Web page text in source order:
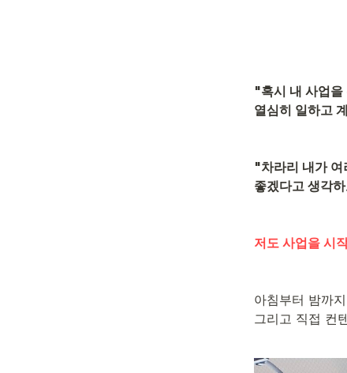
"혹시 내 사업을
열심히 일하고
"차라리 내가
좋겠다고 생각
저도 사업을 시
아침부터 밤까
그리고 직접 컨